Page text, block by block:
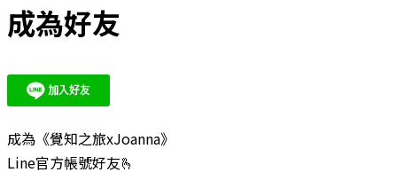
成為好友
成為《覺知之旅xJoanna》
Line官方帳號好友🫰